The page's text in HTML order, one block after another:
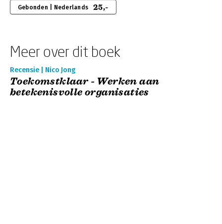
Gebonden | Nederlands 25,-
Meer over dit boek
Recensie | Nico Jong
Toekomstklaar - Werken aan
betekenisvolle organisaties